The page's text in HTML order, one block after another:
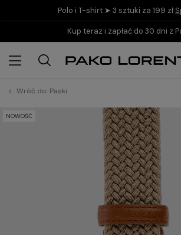
Polo i T-shirt ➤ 3 sztuki za 199 zł
Kup teraz i zapłać do 30 dni z
Wróć do: Paski
NOWOŚĆ